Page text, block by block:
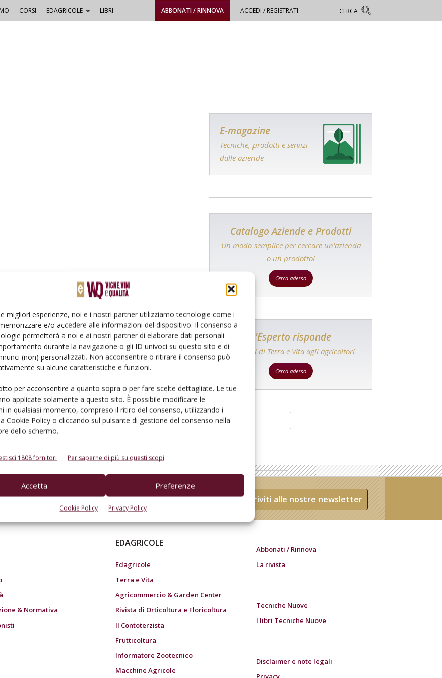
migliori esperienze, noi e i nostri partner utilizziamo tecnologie come i
e/o accedere alle informazioni del dispositivo. Il consenso a
permetterà a noi e ai nostri partner di elaborare dati personali
durante la navigazione o gli ID univoci su questo sito e di
(non) personalizzati. Non acconsentire o ritirare il consenso può
su alcune caratteristiche e funzioni.
per acconsentire a quanto sopra o per fare scelte dettagliate. Le tue
applicate solamente a questo sito. È possibile modificare le
in qualsiasi momento, compreso il ritiro del consenso, utilizzando i
Cookie Policy o cliccando sul pulsante di gestione del consenso nella
dello schermo.
1808 fornitori Per saperne di più su questi scopi
Accetta Preferenze
Cookie Policy Privacy Policy
CORSI EDAGRICOLE LIBRI ABBONATI / RINNOVA ACCEDI / REGISTRATI
E-magazine
Tecniche, prodotti e servizi
dalle aziende
Catalogo Aziende e Prodotti
Un modo semplice per cercare un'azienda
o un prodotto!
Cerca adesso
L'Esperto risponde
I consigli di Terra e Vita agli agricoltori
Cerca adesso
dell’agricoltura Iscriviti alle nostre newsletter
& Normativa
EDAGRICOLE
Edagricole
Terra e Vita
Agricommercio & Garden Center
Rivista di Orticoltura e Floricoltura
Il Contoterzista
Frutticoltura
Informatore Zootecnico
Macchine Agricole
Abbonati / Rinnova
La rivista
Tecniche Nuove
I libri Tecniche Nuove
Disclaimer e note legali